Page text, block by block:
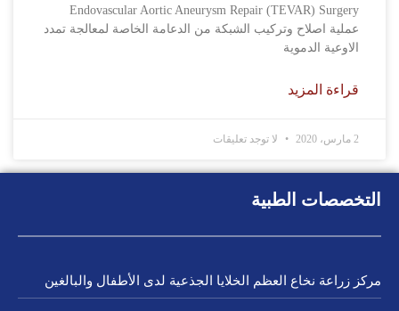
عملية اصلاح وتركيب الشبكة من الدعامة الخاصة لمعالجة تمدد
الاوعية الدموية
قراءة المزيد
2 مارس، 2020 لا توجد تعليقات
التخصصات الطبية
مركز زراعة نخاع العظم الخلايا الجذعية لدى الأطفال والبالغين